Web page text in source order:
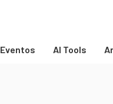
Eventos AI Tools